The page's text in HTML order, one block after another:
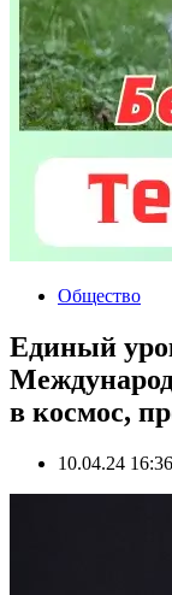
Общество
Единый
в космос,
10.04.24 16:36